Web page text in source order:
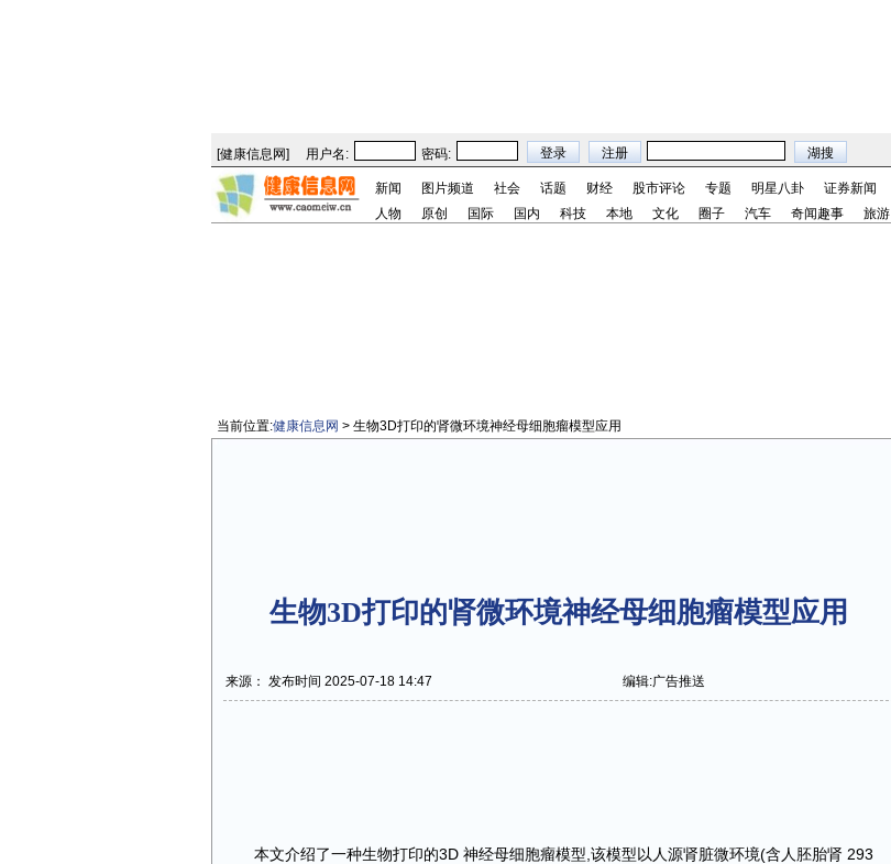
[健康信息网] 用户名: 密码:
新闻 图片频道 社会 话题 财经 股市评论 专题 明星八卦 证券新闻
人物
原创 国际 国内 科技 本地 文化 圈子 汽车 奇闻趣事 旅游
当前位置:健康信息网 > 生物3D打印的肾微环境神经母细胞瘤模型应用
生物3D打印的肾微环境神经母细胞瘤模型应用
来源： 发布时间 2025-07-18 14:47 编辑:广告推送
本文介绍了一种生物打印的3D 神经母细胞瘤模型,该模型以人源肾脏微环境(含人胚胎肾 293